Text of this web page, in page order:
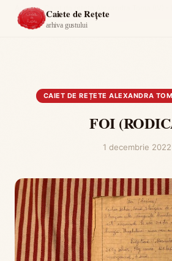
Caiete de Rețete
arhiva gustului
Acasă ›
CAIET DE REȚETE ALEXANDRA
FOI
1 decembrie 2022